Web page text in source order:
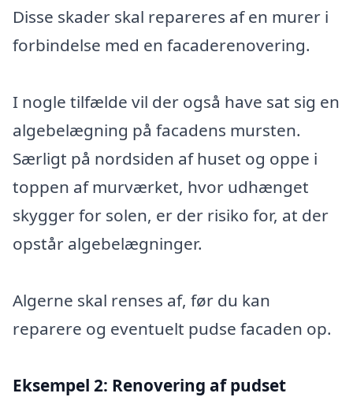
Disse skader skal repareres af en murer i
forbindelse med en facaderenovering.
I nogle tilfælde vil der også have sat sig en
algebelægning på facadens mursten.
Særligt på nordsiden af huset og oppe i
toppen af murværket, hvor udhænget
skygger for solen, er der risiko for, at der
opstår algebelægninger.
Algerne skal renses af, før du kan
reparere og eventuelt pudse facaden op.
Eksempel 2: Renovering af pudset